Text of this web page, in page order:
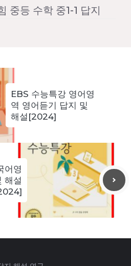
중등 수학 중1-1 답지
EBS 수능특강 영어영
역 영어듣기 답지 및
해설[2024]
어영
해설